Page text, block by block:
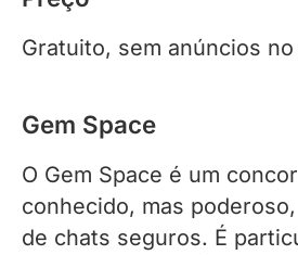
Gratuito, sem anúncios
Gem Space
O Gem Space é um
conhecido, mas
de chats seguros. É